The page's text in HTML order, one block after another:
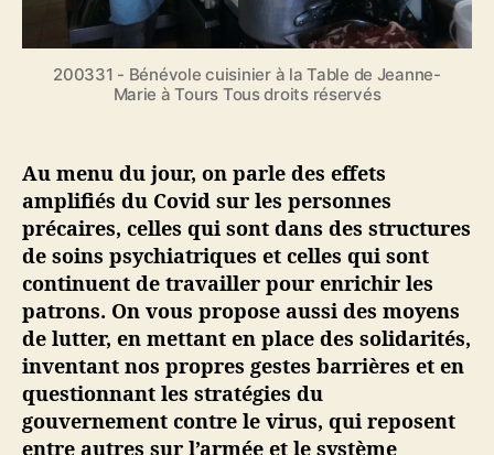
e
s
c
n
é
·
e
s
#
6
–
P
r
c
a
200331 - Bénévole cuisinier à la Table de Jeanne-
Marie à Tours Tous droits réservés
Au menu du jour, on parle des effets
amplifiés du Covid sur les personnes
précaires, celles qui sont dans des structures
de soins psychiatriques et celles qui sont
continuent de travailler pour enrichir les
patrons. On vous propose aussi des moyens
de lutter, en mettant en place des solidarités,
inventant nos propres gestes barrières et en
questionnant les stratégies du
gouvernement contre le virus, qui reposent
entre autres sur l’armée et le système